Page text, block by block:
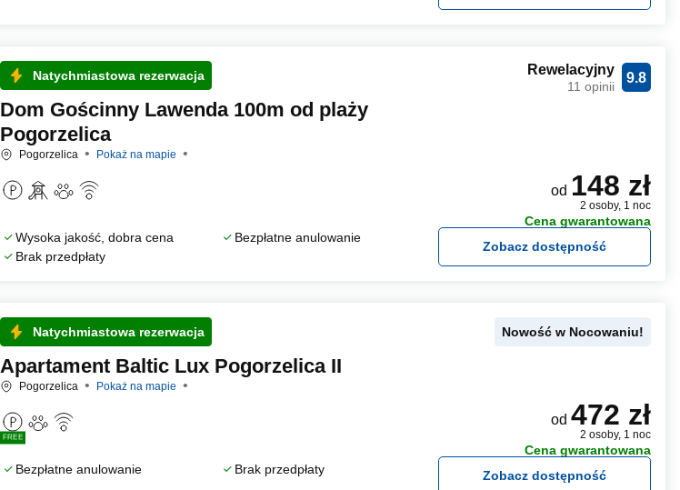
Natychmiastowa rezerwacja
Dom Gościnny Lawenda 100m od plaży
Pogorzelica
Pogorzelica Pokaż na mapie
Wysoka jakość, dobra cena
Bezpłatne anulowanie
Brak przedpłaty
9.8
Rewelacyjny
11 opinii
od 148 zł
2 osoby, 1 noc
Cena gwarantowana
Zobacz dostępność
Natychmiastowa rezerwacja
Apartament Baltic Lux Pogorzelica II
Pogorzelica Pokaż na mapie
FREE
Bezpłatne anulowanie Brak przedpłaty
Nowość w Nocowaniu!
od 472 zł
2 osoby, 1 noc
Cena gwarantowana
Zobacz dostępność